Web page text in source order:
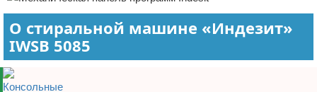
О стиральной машине «Индезит»
IWSB 5085